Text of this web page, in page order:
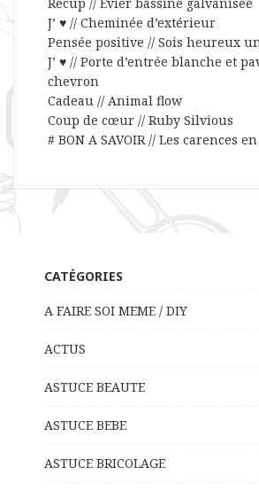
J’ ♥ // Cheminée d’extérieur
Pensée positive // Sois heureux
J’ ♥ // Porte d’entrée blanche et
chevron
Cadeau // Animal flow
Coup de cœur // Ruby Silvious
# BON A SAVOIR // Les carences
CATÉGORIES
A FAIRE SOI MEME / DIY
ACTUS
ASTUCE BEAUTE
ASTUCE BEBE
ASTUCE BRICOLAGE